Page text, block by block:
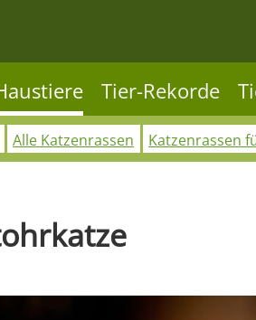
Tier-Rekorde
Alle Katzenrassen Katzenrassen